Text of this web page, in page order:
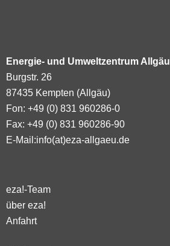
Energie- und Umweltzentrum Allgäu
Burgstr. 26
87435 Kempten (Allgäu)
Fon: +49 (0) 831 960286-0
Fax: +49 (0) 831 960286-90
E-Mail:info(at)eza-allgaeu.de
eza!-Team
über eza!
Anfahrt